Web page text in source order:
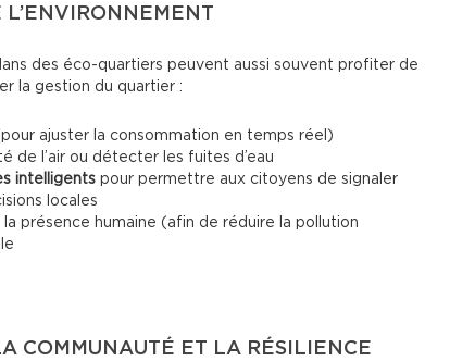
L’ENVIRONNEMENT
des éco-quartiers peuvent aussi souvent profiter de
la gestion du quartier :
ajuster la consommation en temps réel)
de l’air ou détecter les fuites d’eau
intelligents pour permettre aux citoyens de signaler
locales
la présence humaine (afin de réduire la pollution
COMMUNAUTÉ ET LA RÉSILIENCE